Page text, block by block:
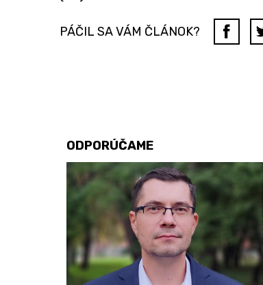
PÁČIL SA VÁM ČLÁNOK?
ODPORÚČAME